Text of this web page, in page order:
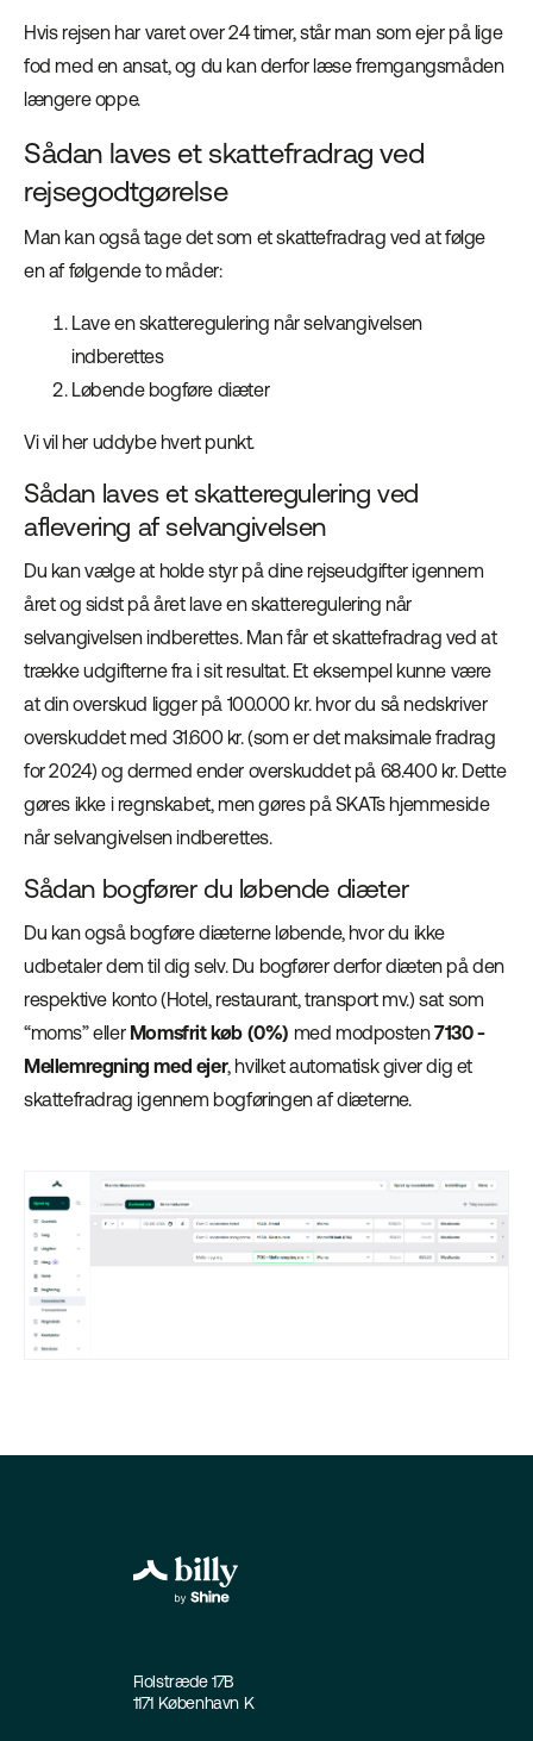
Hvis rejsen har varet over 24 timer, står man som ejer på lige
fod med en ansat, og du kan derfor læse fremgangsmåden
længere oppe.
Sådan laves et skattefradrag ved
rejsegodtgørelse
Man kan også tage det som et skattefradrag ved at følge
en af følgende to måder:
Lave en skatteregulering når selvangivelsen
indberettes
Løbende bogføre diæter
Vi vil her uddybe hvert punkt.
Sådan laves et skatteregulering ved
aflevering af selvangivelsen
Du kan vælge at holde styr på dine rejseudgifter igennem
året og sidst på året lave en skatteregulering når
selvangivelsen indberettes. Man får et skattefradrag ved at
trække udgifterne fra i sit resultat. Et eksempel kunne være
at din overskud ligger på 100.000 kr. hvor du så nedskriver
overskuddet med 31.600 kr. (som er det maksimale fradrag
for 2024) og dermed ender overskuddet på 68.400 kr. Dette
gøres ikke i regnskabet, men gøres på SKATs hjemmeside
når selvangivelsen indberettes.
Sådan bogfører du løbende diæter
Du kan også bogføre diæterne løbende, hvor du ikke
udbetaler dem til dig selv. Du bogfører derfor diæten på den
respektive konto (Hotel, restaurant, transport mv.) sat som
“moms” eller Momsfrit køb (0%) med modposten7130 -
Mellemregning med ejer, hvilket automatisk giver dig et
skattefradrag igennem bogføringen af diæterne.
Fiolstræde 17B
1171 København K